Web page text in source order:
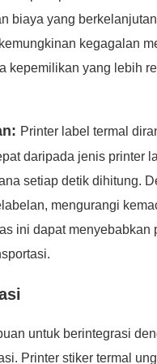
biaya yang
kegagalan
kepemilikan yang lebih
Printer label termal
daripada jenis printer
setiap detik dihitung.
mengurangi
ini dapat
untuk berintegrasi
Printer stiker termal